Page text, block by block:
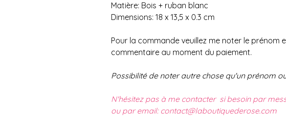
Matière: Bois + ruban blanc
Dimensions: 18 x 13,5 x 0.3 cm
Pour la commande veuillez me noter le prénom
commentaire au moment du paiement.
Possibilité de noter autre chose qu'un prénom
N'hésitez pas à me contacter si besoin par
ou par email: contact@laboutiquederose.com